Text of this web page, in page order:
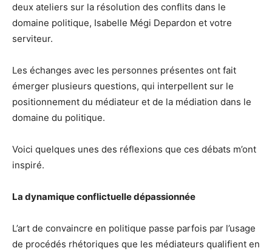
deux ateliers sur la résolution des conflits dans le
domaine politique, Isabelle Mégi Depardon et votre
serviteur.
Les échanges avec les personnes présentes ont fait
émerger plusieurs questions, qui interpellent sur le
positionnement du médiateur et de la médiation dans le
domaine du politique.
Voici quelques unes des réflexions que ces débats m’ont
inspiré.
La dynamique conflictuelle dépassionnée
L’art de convaincre en politique passe parfois par l’usage
de procédés rhétoriques que les médiateurs qualifient en